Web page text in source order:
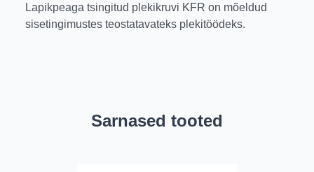
Lapikpeaga tsingitud plekikruvi KFR on mõeldud
sisetingimustes teostatavateks plekitöödeks.
Sarnased tooted